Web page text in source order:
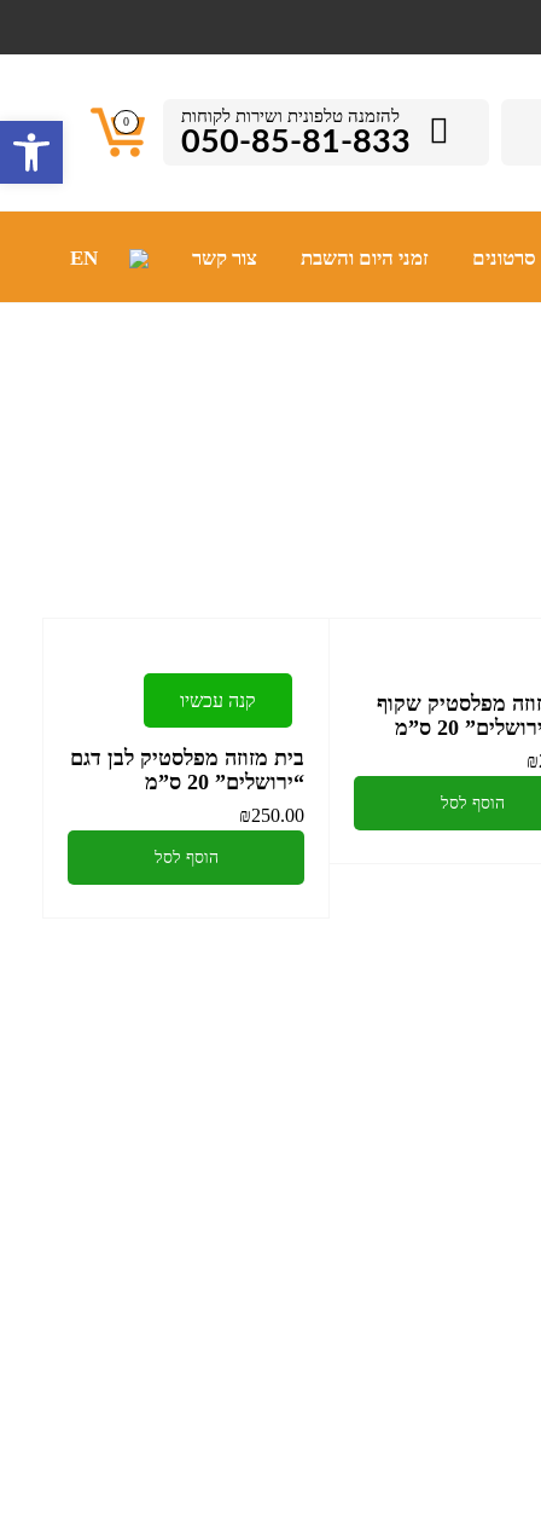
להזמנה טלפונית ושירות לקוחות
050-85-81-833
0
סרטונים זמני היום והשבת צור קשר EN
קנה עכשיו
בית מזוזה מפלסטיק לבן דגם
“ירושלים” 20 ס”מ
₪250.00
הוסף לסל
מפלסטיק שקוף
20 ס”מ
₪
הוסף לסל
פתח